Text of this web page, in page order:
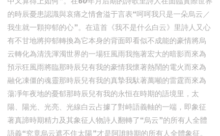
的時辰憂患認識與哀痛之情會溢于言表“呵呵我只是一朵烏云／
我生就一顆抑郁的心”。在這首《我不是什么白云》里詩人又心
有不甘地將抑郁轉換為它本身的背面即看似不成能的豪情將烏
云轉化為清洗渾濁世界的一場狂風雨我拖著宏大的暗影而來為
預示狂風雨將臨那時辰兒有我的豪情我懷著熱鬧的電火而來為
融化凍僵的魂靈那時辰兒有我的真摯我馱著萬噸的雷霆而來為
蕩凈年夜地的憂郁那時辰兒有我的永恒在時期的語境里，太
陽、陽光、光亮、光線白云占據了對峙語義軸的一端，即象征
著真諦時期精力及其象征人物詩人翻轉了“烏云”的所有人全體
語義“究竟烏云遮不住太陽”才是阿誰時期的所有人全體象征。